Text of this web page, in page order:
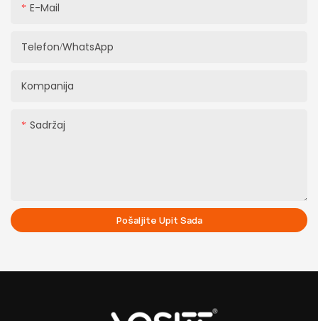
E-Mail
Telefon/WhatsApp
Kompanija
Sadržaj
Pošaljite Upit Sada